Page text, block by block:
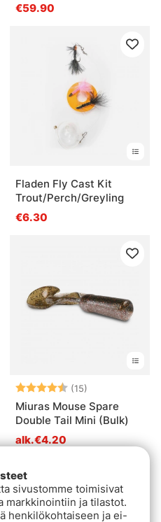
€59.90
Fladen Fly Cast Kit
Trout/Perch/Greyling
€6.30
Arvio: (15)
Miuras Mouse Spare
Double Tail Mini (Bulk)
alk.€4.20
sivustomme toimisivat
markkinointiin ja tilastot.
henkilökohtaiseen ja ei-